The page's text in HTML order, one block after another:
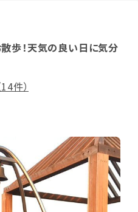
歩！天気の良い日に気分
14件）